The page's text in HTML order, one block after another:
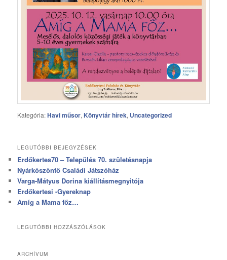
Kategória:Havi műsor, Könyvtár hírek, Uncategorized
LEGUTÓBBI BEJEGYZÉSEK
Erdőkertes70 – Település 70. születésnapja
Nyárköszöntő Családi Játszóház
Varga-Mátyus Dorina kiállításmegnyitója
Erdőkertesi -Gyereknap
Amíg a Mama főz…
LEGUTÓBBI HOZZÁSZÓLÁSOK
ARCHÍVUM